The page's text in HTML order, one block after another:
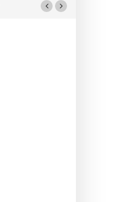
Почнува реконструкцијата на